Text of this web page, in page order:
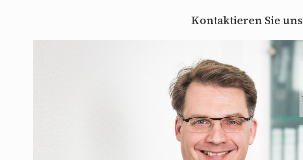
Kontaktieren Sie uns